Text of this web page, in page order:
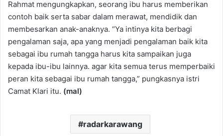
Rahmat mengungkapkan, seorang ibu harus memberikan
contoh baik serta sabar dalam merawat, mendidik dan
membesarkan anak-anaknya. “Ya intinya kita berbagi
pengalaman saja, apa yang menjadi pengalaman baik kita
sebagai ibu rumah tangga harus kita sampaikan juga
kepada ibu-ibu lainnya. agar kita semua terus memperbaiki
peran kita sebagai ibu rumah tangga,” pungkasnya istri
Camat Klari itu. (mal)
radarkarawang